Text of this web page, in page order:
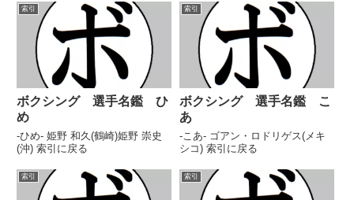
索引
ボクシング 選手名鑑 ひ
め
-ひめ- 姫野 和久(鶴崎)姫野 崇史
(沖) 索引に戻る
索引
ボクシング 選手名鑑 こ
あ
-こあ- ゴアン・ロドリゲス(メキ
シコ) 索引に戻る
索引 索引